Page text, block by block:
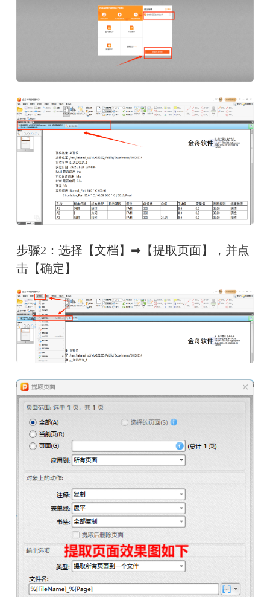
步骤2：选择【文档】➡【提取页面】，并点
击【确定】